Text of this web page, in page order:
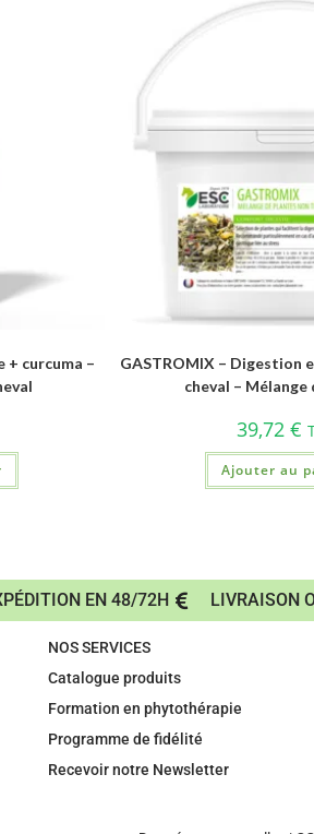
+ curcuma –
GASTROMIX – Digestion
cheval – Mélange
39,72 €
Ajouter au
EN 48/72H LIVRAISON
NOS SERVICES
Catalogue produits
Formation en phytothérapie
Programme de fidélité
Recevoir notre Newsletter